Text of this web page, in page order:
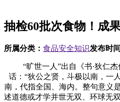
抽检60批次食物！成
所属分类： 食品安全知识发布时间
“旷世一人”出自《书·狄仁杰
话：“狄公之贤，斗极以南，一
南，代指全国、海内。整句意义
述道德或才学并世无双、环球无